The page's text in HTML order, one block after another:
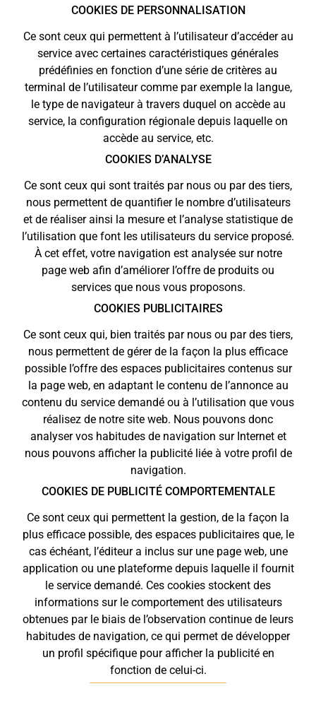
COOKIES DE PERSONNALISATION
Ce sont ceux qui permettent à l’utilisateur d’accéder au
service avec certaines caractéristiques générales
prédéfinies en fonction d’une série de critères au
terminal de l’utilisateur comme par exemple la langue,
le type de navigateur à travers duquel on accède au
service, la configuration régionale depuis laquelle on
accède au service, etc.
COOKIES D’ANALYSE
Ce sont ceux qui sont traités par nous ou par des tiers,
nous permettent de quantifier le nombre d’utilisateurs
et de réaliser ainsi la mesure et l’analyse statistique de
l’utilisation que font les utilisateurs du service proposé.
À cet effet, votre navigation est analysée sur notre
page web afin d’améliorer l’offre de produits ou
services que nous vous proposons.
COOKIES PUBLICITAIRES
Ce sont ceux qui, bien traités par nous ou par des tiers,
nous permettent de gérer de la façon la plus efficace
possible l’offre des espaces publicitaires contenus sur
la page web, en adaptant le contenu de l’annonce au
contenu du service demandé ou à l’utilisation que vous
réalisez de notre site web. Nous pouvons donc
analyser vos habitudes de navigation sur Internet et
nous pouvons afficher la publicité liée à votre profil de
navigation.
COOKIES DE PUBLICITÉ COMPORTEMENTALE
Ce sont ceux qui permettent la gestion, de la façon la
plus efficace possible, des espaces publicitaires que, le
cas échéant, l’éditeur a inclus sur une page web, une
application ou une plateforme depuis laquelle il fournit
le service demandé. Ces cookies stockent des
informations sur le comportement des utilisateurs
obtenues par le biais de l’observation continue de leurs
habitudes de navigation, ce qui permet de développer
un profil spécifique pour afficher la publicité en
fonction de celui-ci.